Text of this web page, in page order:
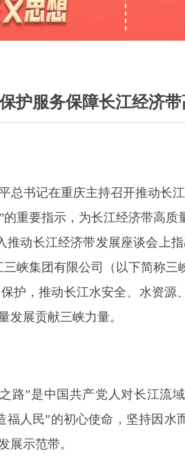
明理 经典常读
护服务保障长江经济
总书记在重庆主持召开推动长
重要指示，为长江经济带高
动长江经济带发展座谈会上
峡集团有限公司（以下简称三
护，推动长江水安全、水资源
发展贡献三峡力量。
路”是中国共产党人对长江流
人民”的初心使命，坚持因水
展示范带。